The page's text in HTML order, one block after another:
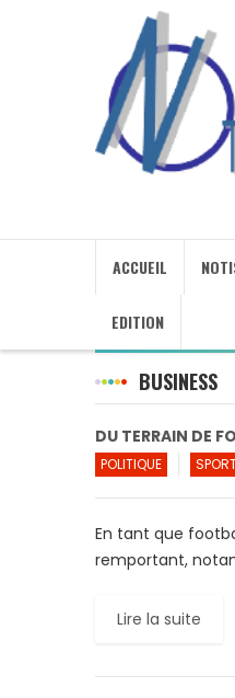
ACCUEIL
EDITION
BUSINESS
DU TERRAIN DE
POLITIQUE
En tant que
remportant,
Lire la suite